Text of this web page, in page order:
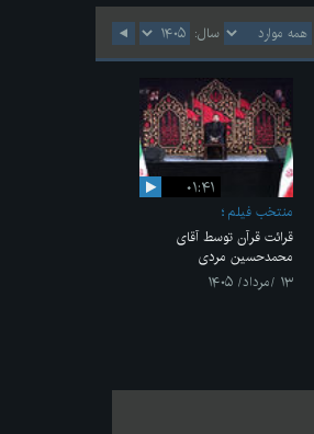
سال:
۰۱:۴۱
منتخب فیلم
قرائت قرآن توسط آقای
محمدحسین مردی
۱۳ /مرداد/ ۱۴۰۵